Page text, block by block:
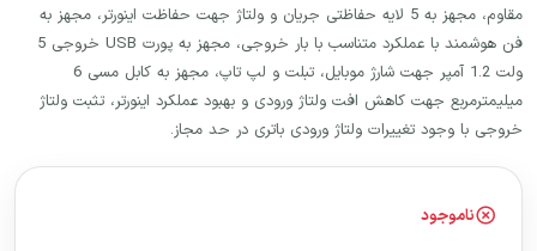
مقاوم، مجهز به 5 لایه حفاظتی جریان و ولتاژ جهت حفاظت اینورتر، مجهز به
فن هوشمند با عملکرد متناسب با بار خروجی، مجهز به پورت USB خروجی 5
ولت 1.2 آمپر جهت شارژ موبایل، تبلت و لپ تاپ، مجهز به کابل مسی 6
میلیمترمربع جهت کاهش افت ولتاژ ورودی و بهبود عملکرد اینورتر، تثبت ولتاژ
خروجی با وجود تغییرات ولتاژ ورودی باتری در حد مجاز.
ناموجود